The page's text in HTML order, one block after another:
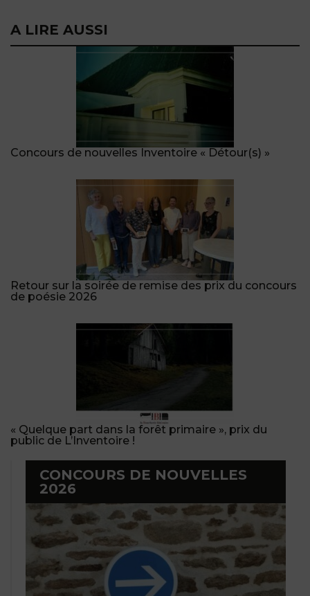
A LIRE AUSSI
Concours de nouvelles Inventoire « Détour(s) »
Retour sur la soirée de remise des prix du concours
de poésie 2026
« Quelque part dans la forêt primaire », prix du
public de L’Inventoire !
CONCOURS DE NOUVELLES
2026